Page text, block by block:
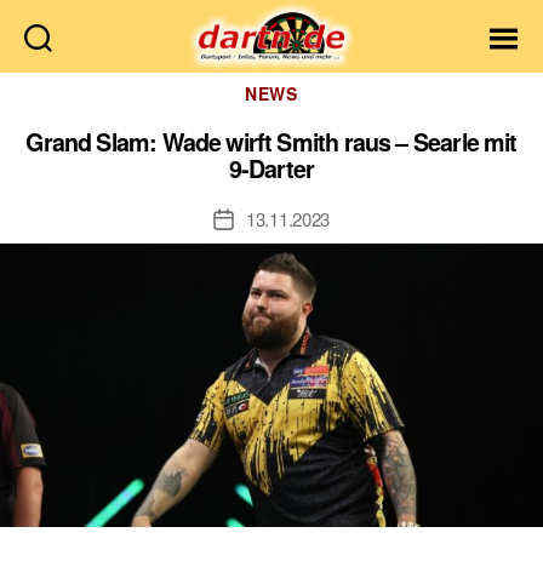
Dartn.de
Kategorien
NEWS
Grand Slam: Wade wirft Smith raus – Searle mit
9-Darter
Veröffentlichungsdatum
13.11.2023